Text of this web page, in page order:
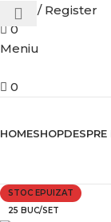
Login / Register
0
Meniu
0
HOMESHOPDESPRE
STOC EPUIZAT
25 BUC/SET